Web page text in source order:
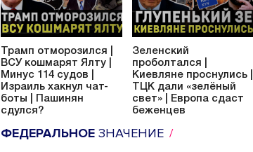
Трамп отморозился |
ВСУ кошмарят Ялту |
Минус 114 судов |
Израиль хакнул чат-
боты | Пашинян
сдулся?
Зеленский
проболтался |
Киевляне проснулись |
ТЦК дали «зелёный
свет» | Европа сдаст
беженцев
ФЕДЕРАЛЬНОЕ ЗНАЧЕНИЕ